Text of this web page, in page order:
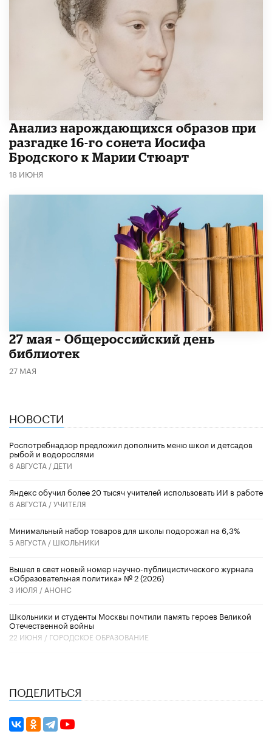
Анализ нарождающихся образов при
разгадке 16-го сонета Иосифа
Бродского к Марии Стюарт
18 ИЮНЯ
​27 мая – Общероссийский день
библиотек
27 МАЯ
НОВОСТИ
Роспотребнадзор предложил дополнить меню школ и детсадов
рыбой и водорослями
6 АВГУСТА / ДЕТИ
​Яндекс обучил более 20 тысяч учителей использовать ИИ в работе
6 АВГУСТА /УЧИТЕЛЯ
Минимальный набор товаров для школы подорожал на 6,3%
5 АВГУСТА / ШКОЛЬНИКИ
Вышел в свет новый номер научно-публицистического журнала
«Образовательная политика» № 2 (2026)
3 ИЮЛЯ / АНОНС
Школьники и студенты Москвы почтили память героев Великой
Отечественной войны
22 ИЮНЯ / ГОРОДСКОЕ ОБРАЗОВАНИЕ
ПОДЕЛИТЬСЯ